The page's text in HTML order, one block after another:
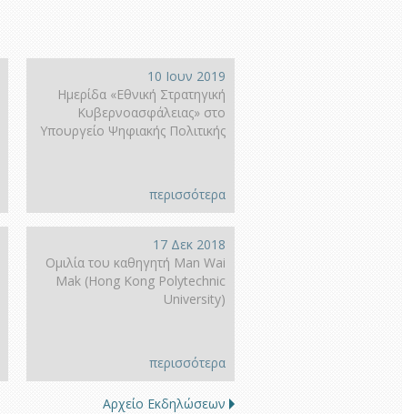
10 Ιουν 2019
Ημερίδα «Εθνική Στρατηγική
Κυβερνοασφάλειας» στο
Υπουργείο Ψηφιακής Πολιτικής
περισσότερα
17 Δεκ 2018
Ομιλία του καθηγητή Man Wai
Mak (Hong Kοng Polytechnic
University)
περισσότερα
Αρχείο Εκδηλώσεων